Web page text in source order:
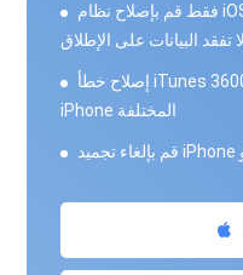
فقط قم بإصلاح نظام iOS الخاص بك إلى الوضع الطبيعي ،
إصلاح خطأ iTunes 3600 والخطأ 9 والخطأ 14 ورموز خطأ
iPhone المختلفة